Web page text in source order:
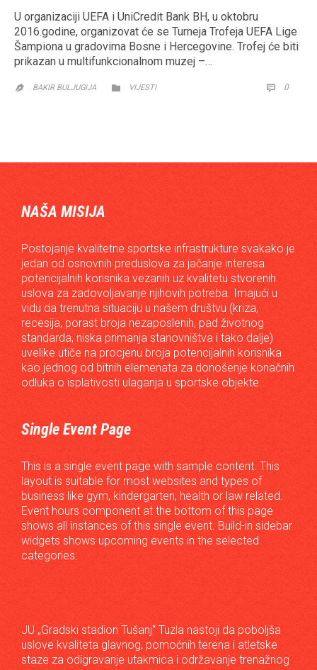
U organizaciji UEFA i UniCredit Bank BH, u oktobru
2016.godine, organizovat će se Turneja Trofeja UEFA Lige
Šampiona u gradovima Bosne i Hercegovine. Trofej će biti
prikazan u multifunkcionalnom muzej –…
 BAKIR BULJUGIJA  CATEGORY
VIJESTI  0
NAŠA MISIJA
Postojanje kvalitetne sportske infrastrukture svakako je
jedan od osnovnih preduslova za jačanje interesa
potencijalnih korisnika vezanih uz kvalitetu stvorenih
uslova za zadovoljavanje njihovih potreba. Imajući u
vidu da trenutna situaciju u našem društvu (kriza,
recesija, porast broja nezaposlenih, pad životnog
standarda, niska primanja stanovništva i tako dalje)
uvelike utiče na procjenu broja potencijalnih korisnika
kao jednog od bitnih elemenata za donošenje konačnih
odluka o isplativosti ulaganja u sportske objekte.
Single Event Page
This is a single event page with sample content. This
layout is suitable for most websites and types of
business like gym, kindergarten, health or law related.
Event hours component at the bottom of this page
shows all instances of this single event. Build-in sidebar
widgets shows upcoming events in the selected
categories.
JU „Gradski stadion Tušanj“ Tuzla nastoji da poboljša
uslove kvaliteta glavnog, pomoćnih terena i atletske
staze za odigravanje utakmica i održavanje trenažnog